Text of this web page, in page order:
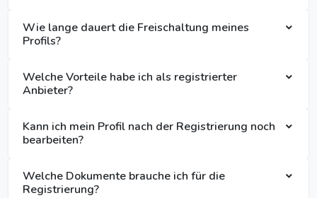
Wie lange dauert die Freischaltung meines
Profils?
Welche Vorteile habe ich als registrierter
Anbieter?
Kann ich mein Profil nach der Registrierung noch
bearbeiten?
Welche Dokumente brauche ich für die
Registrierung?